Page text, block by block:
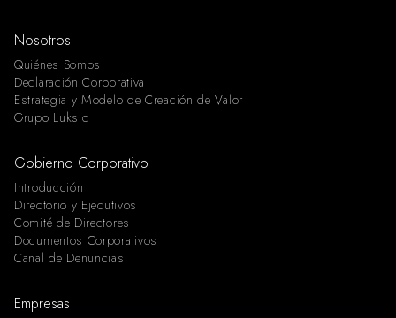
Nosotros
Quiénes Somos
Declaración Corporativa
Estrategia y Modelo de Creación de Valor
Grupo Luksic
Gobierno Corporativo
Introducción
Directorio y Ejecutivos
Comité de Directores
Documentos Corporativos
Canal de Denuncias
Empresas